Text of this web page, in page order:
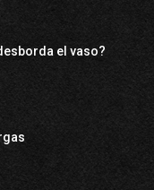
el vaso?